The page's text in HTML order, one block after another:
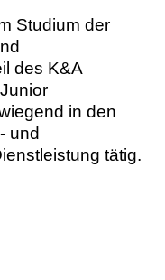
Studium der
des K&A
in den
und
tätig.